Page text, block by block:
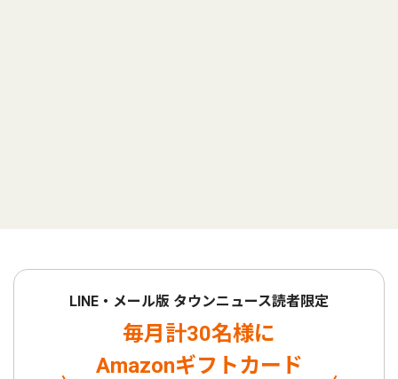
LINE・メール版 タウンニュース読者限定
毎月計30名様に
Amazonギフトカード